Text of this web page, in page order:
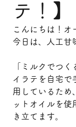
テ！】
こんにちは！
今日は、人工甘
「ミルクでつ
イラテを自宅で
用しているため
ットオイルを使
き立てます。